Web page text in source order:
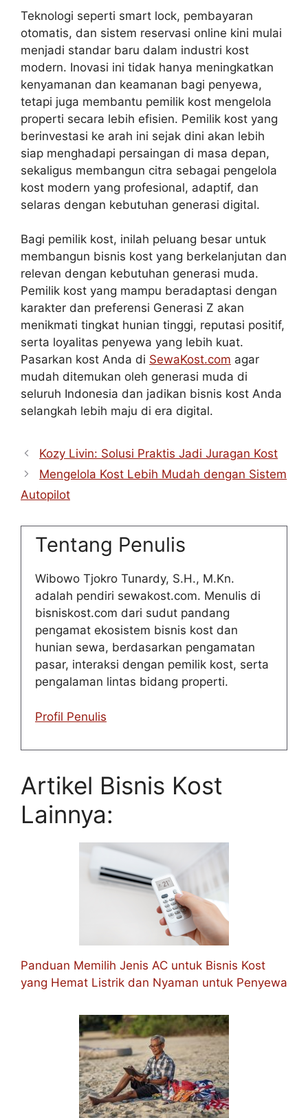
Teknologi seperti smart lock, pembayaran
otomatis, dan sistem reservasi online kini mulai
menjadi standar baru dalam industri kost
modern. Inovasi ini tidak hanya meningkatkan
kenyamanan dan keamanan bagi penyewa,
tetapi juga membantu pemilik kost mengelola
properti secara lebih efisien. Pemilik kost yang
berinvestasi ke arah ini sejak dini akan lebih
siap menghadapi persaingan di masa depan,
sekaligus membangun citra sebagai pengelola
kost modern yang profesional, adaptif, dan
selaras dengan kebutuhan generasi digital.
Bagi pemilik kost, inilah peluang besar untuk
membangun bisnis kost yang berkelanjutan dan
relevan dengan kebutuhan generasi muda.
Pemilik kost yang mampu beradaptasi dengan
karakter dan preferensi Generasi Z akan
menikmati tingkat hunian tinggi, reputasi positif,
serta loyalitas penyewa yang lebih kuat.
Pasarkan kost Anda di SewaKost.com agar
mudah ditemukan oleh generasi muda di
seluruh Indonesia dan jadikan bisnis kost Anda
selangkah lebih maju di era digital.
Kozy Livin: Solusi Praktis Jadi Juragan Kost
Mengelola Kost Lebih Mudah dengan Sistem
Autopilot
Tentang Penulis
Wibowo Tjokro Tunardy, S.H., M.Kn.
adalah pendiri sewakost.com. Menulis di
bisniskost.com dari sudut pandang
pengamat ekosistem bisnis kost dan
hunian sewa, berdasarkan pengamatan
pasar, interaksi dengan pemilik kost, serta
pengalaman lintas bidang properti.
Profil Penulis
Artikel Bisnis Kost
Lainnya:
Panduan Memilih Jenis AC untuk Bisnis Kost
yang Hemat Listrik dan Nyaman untuk Penyewa